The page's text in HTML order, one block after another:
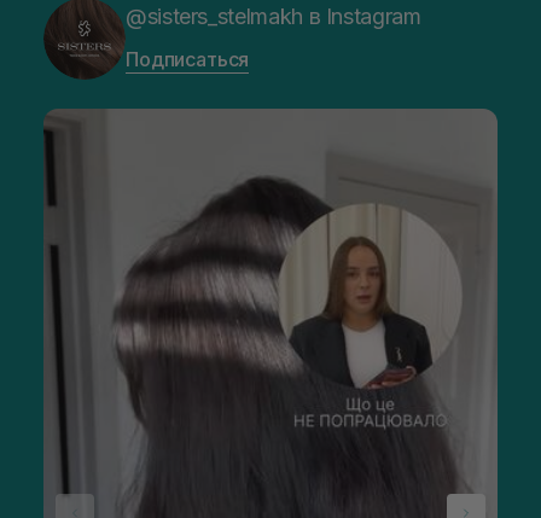
@sisters_stelmakh в Instagram
Подписаться